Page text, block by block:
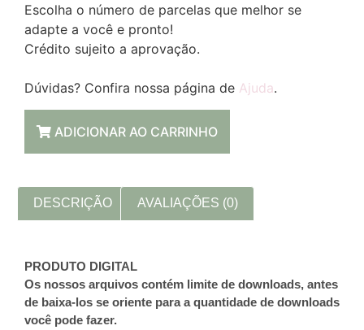
Escolha o número de parcelas que melhor se
adapte a você e pronto!
Crédito sujeito a aprovação.
Dúvidas? Confira nossa página de Ajuda.
ADICIONAR AO CARRINHO
DESCRIÇÃO AVALIAÇÕES (0)
PRODUTO DIGITAL
Os nossos arquivos contém limite de downloads, antes
de baixa-los se oriente para a quantidade de downloads
você pode fazer.